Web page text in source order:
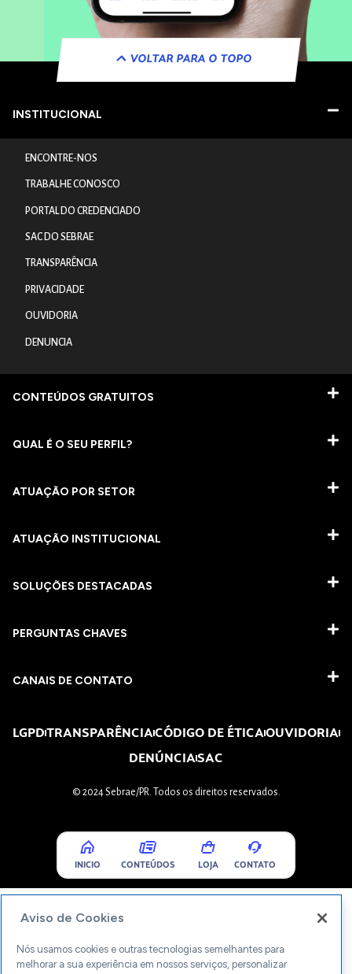
VOLTAR PARA O TOPO
INSTITUCIONAL
ENCONTRE-NOS
TRABALHE CONOSCO
PORTAL DO CREDENCIADO
SAC DO SEBRAE
TRANSPARÊNCIA
PRIVACIDADE
OUVIDORIA
DENUNCIA
CONTEÚDOS GRATUITOS
QUAL É O SEU PERFIL?
ATUAÇÃO POR SETOR
ATUAÇÃO INSTITUCIONAL
SOLUÇÕES DESTACADAS
PERGUNTAS CHAVES​
CANAIS DE CONTATO
LGPDTRANSPARÊNCIACÓDIGO DE ÉTICAOUVIDORIA
DENÚNCIASAC
© 2024 Sebrae/PR. Todos os direitos reservados.
INICIO CONTEÚDOS LOJA CONTATO
Aviso de Cookies
Nós usamos cookies e outras tecnologias semelhantes para
melhorar a sua experiência em nossos serviços, personalizar